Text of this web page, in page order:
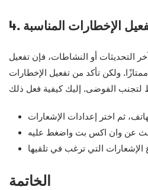
تفعيل الإخطارات المناسبة
التحديثات أو النشاطات، فإن تفعيل
ممتازًا. ولكن تأكد من تفعيل الإخطارات
الخاتمة